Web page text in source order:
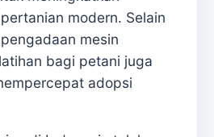
modern. Selain
mesin
bagi petani juga
adopsi